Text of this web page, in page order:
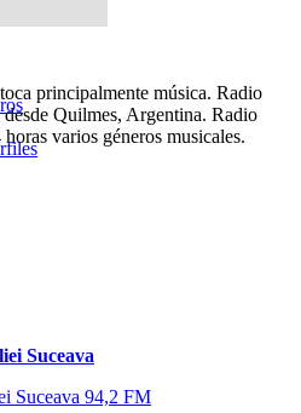
principalmente música. Radio
Quilmes, Argentina. Radio
varios géneros musicales.
Suceava
Suceava 94,2 FM